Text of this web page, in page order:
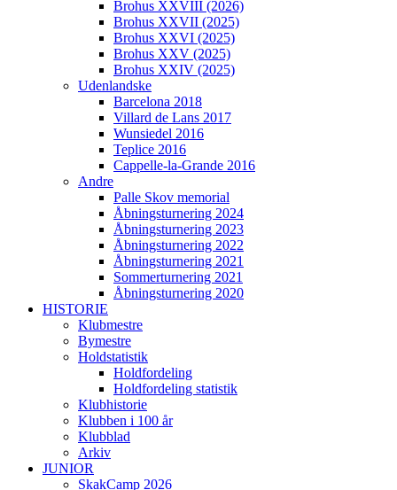
Brohus XXVIII (2026)
Brohus XXVII (2025)
Brohus XXVI (2025)
Brohus XXV (2025)
Brohus XXIV (2025)
Udenlandske
Barcelona 2018
Villard de Lans 2017
Wunsiedel 2016
Teplice 2016
Cappelle-la-Grande 2016
Andre
Palle Skov memorial
Åbningsturnering 2024
Åbningsturnering 2023
Åbningsturnering 2022
Åbningsturnering 2021
Sommerturnering 2021
Åbningsturnering 2020
HISTORIE
Klubmestre
Bymestre
Holdstatistik
Holdfordeling
Holdfordeling statistik
Klubhistorie
Klubben i 100 år
Klubblad
Arkiv
JUNIOR
SkakCamp 2026